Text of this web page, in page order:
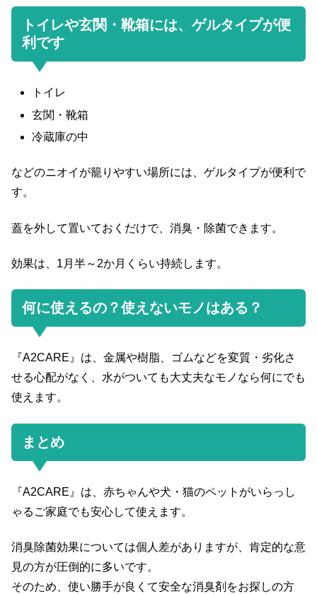
トイレや玄関・靴箱には、ゲルタイプが便
利です
トイレ
玄関・靴箱
冷蔵庫の中
などのニオイが籠りやすい場所には、ゲルタイプが便利で
す。
蓋を外して置いておくだけで、消臭・除菌できます。
効果は、1月半～2か月くらい持続します。
何に使えるの？使えないモノはある？
『A2CARE』は、金属や樹脂、ゴムなどを変質・劣化さ
せる心配がなく、水がついても大丈夫なモノなら何にでも
使えます。
まとめ
『A2CARE』は、赤ちゃんや犬・猫のペットがいらっし
ゃるご家庭でも安心して使えます。
消臭除菌効果については個人差がありますが、肯定的な意
見の方が圧倒的に多いです。
そのため、使い勝手が良くて安全な消臭剤をお探しの方